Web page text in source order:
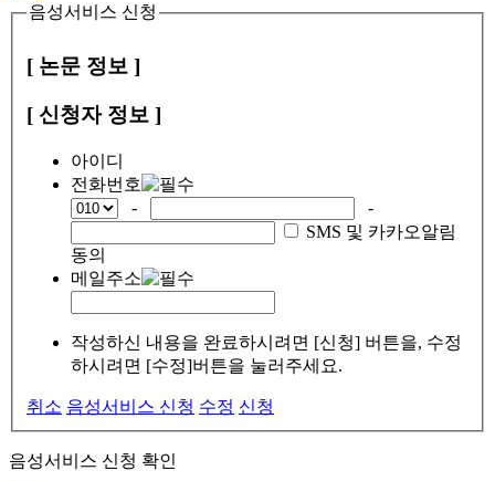
음성서비스 신청
[ 논문 정보 ]
[ 신청자 정보 ]
아이디
전화번호
-
-
SMS 및 카카오알림
동의
메일주소
작성하신 내용을 완료하시려면 [신청] 버튼을, 수정
하시려면 [수정]버튼을 눌러주세요.
취소 음성서비스 신청 수정 신청
음성서비스 신청 확인